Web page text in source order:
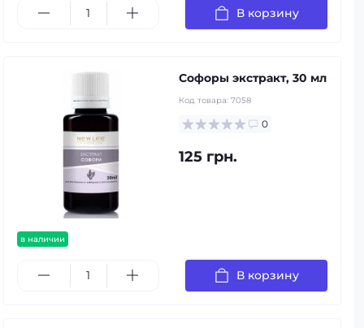
В корзину
в наличии
Софоры экстракт, 30 мл
Код товара: 7058
0
125 грн.
В корзину